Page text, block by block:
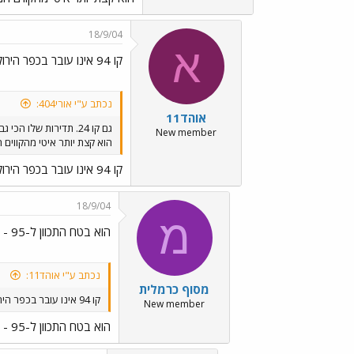
א
אוהד11
New member
18/9/04
קו 94 אינו עובר בכפר הירוק
נכתב ע"י אורי404:
גם קו 24. תדירות שלו הכי גבוהה, אבל
הוא קצת יותר איטי
קו 94 אינו עובר בכפר הירוק
מ
מסוף כרמלית
New member
18/9/04
הוא בטח התכוון ל-95 - קו הרפאים
נכתב ע"י אוהד11:
קו 94 אינו עובר בכפר הירוק
הוא בטח התכוון ל-95 - קו הרפאים